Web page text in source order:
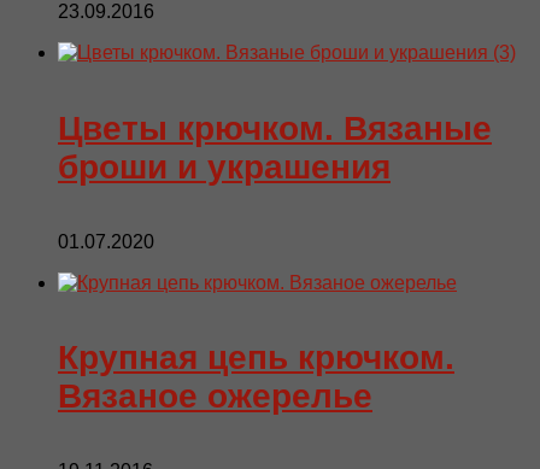
23.09.2016
Цветы крючком. Вязаные
броши и украшения
01.07.2020
Крупная цепь крючком.
Вязаное ожерелье